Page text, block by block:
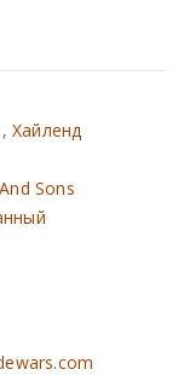
, Хайленд
Sons